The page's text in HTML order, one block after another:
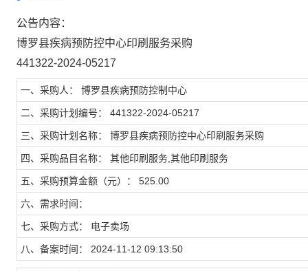
公告内容：
博罗县疾病预防控中心印刷服务采购
441322-2024-05217
一、采购人： 博罗县疾病预防控制中心
二、采购计划编号： 441322-2024-05217
三、采购计划名称： 博罗县疾病预防控中心印刷服务采购
四、采购品目名称： 其他印刷服务,其他印刷服务
五、采购预算金额（元）： 525.00
六、需求时间：
七、采购方式： 电子卖场
八、备案时间： 2024-11-12 09:13:50